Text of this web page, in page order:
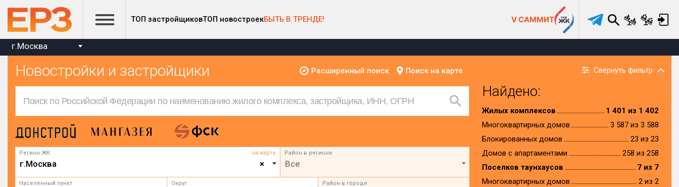
ТОП застройщиковТОП новостроекБЫТЬ В ТРЕНДЕ! V САММИТ
г.Москва
Новостройки и застройщики Расширенный поиск Поиск на карте Свернуть фильтр
Регион ЖК на карте
×
г.Москва
Район в регионе
Все
Населённый пункт Округ Район в городе
Найдено:
Жилых комплексов
1 401 из 1 402
Многоквартирных домов
3 587 из 3 588
Блокированных домов
23 из 23
Домов с апартаментами
258 из 258
Поселков таунхаусов
7 из 7
Многоквартирных домов
2 из 2